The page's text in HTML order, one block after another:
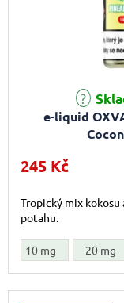
e-liquid
245 Kč
Tropický mix kokosu
potahu.
10 mg 20 mg